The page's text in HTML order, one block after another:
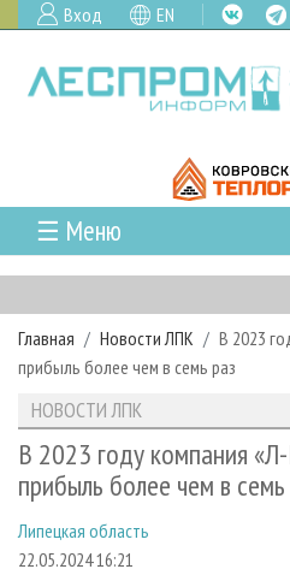
Вход EN
☰ Меню
ГЛАВНАЯ
РУБРИКИ И ТЕМЫ
РУБРИКИ ЖУРНАЛА
ЛЕСОЗАГОТОВКА
ЛЕСОПИЛЕНИЕ
СУШКА ДРЕВЕСИНЫ
НОВОСТИ
НОВОСТИ ЛПК
НОВОСТИ ЖУРНАЛА
ПРОЕКТЫ ЛПИ
АНАЛИТИКА
ПРЕДПРИЯТИЯ ЛПК
ПЕРСОНЫ
АРХИВ
АРХИВ ЖУРНАЛОВ
СТАТЬИ
О ЖУРНАЛЕ
ПОДПИСКА
КОНТАКТЫ
РЕКЛАМОДАТЕЛЯМ
РЕКЛАМА
Главная Новости ЛПК
В 2023
прибыль более чем в семь раз
НОВОСТИ ЛПК
В 2023 году компания
прибыль более чем в семь
Липецкая область
22.05.2024 16:21